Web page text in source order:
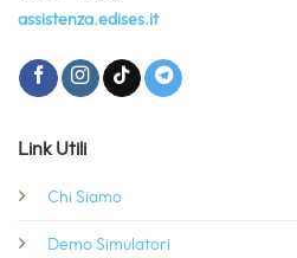
assistenza.edises.it
Link Utili
Chi Siamo
Demo Simulatori